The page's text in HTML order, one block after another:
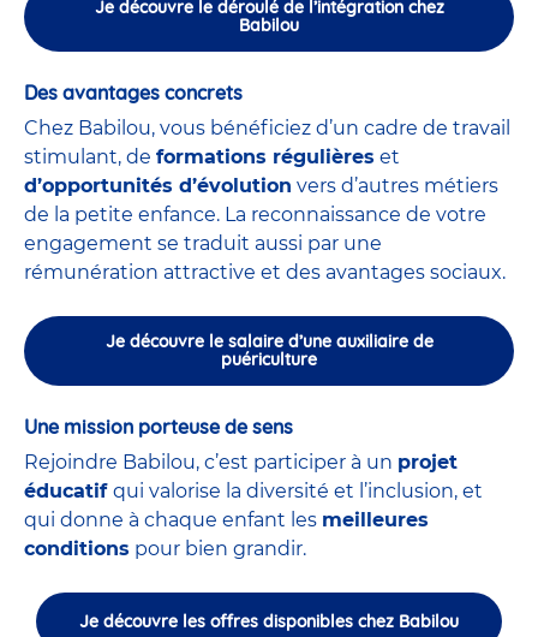
Je découvre le déroulé de l’intégration chez
Babilou
Des avantages concrets
Chez Babilou, vous bénéficiez d’un cadre de travail
stimulant, de formations régulières et
d’opportunités d’évolution vers d’autres métiers
de la petite enfance. La reconnaissance de votre
engagement se traduit aussi par une
rémunération attractive et des avantages sociaux.
Je découvre le salaire d’une auxiliaire de
puériculture
Une mission porteuse de sens
Rejoindre Babilou, c’est participer à un projet
éducatif qui valorise la diversité et l’inclusion, et
qui donne à chaque enfant les meilleures
conditions pour bien grandir.
Je découvre les offres disponibles chez Babilou